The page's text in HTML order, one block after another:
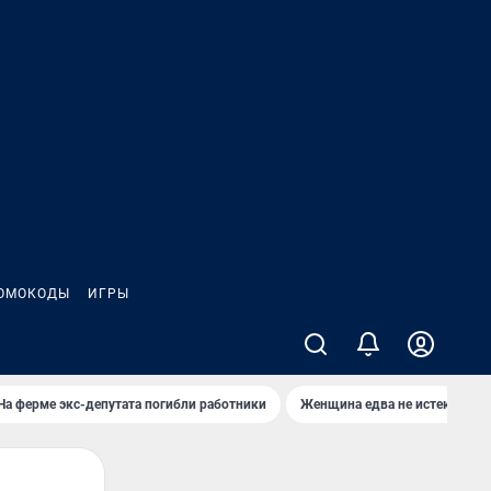
ИГРЫ
ферме экс-депутата погибли работники Женщина едва не истекла